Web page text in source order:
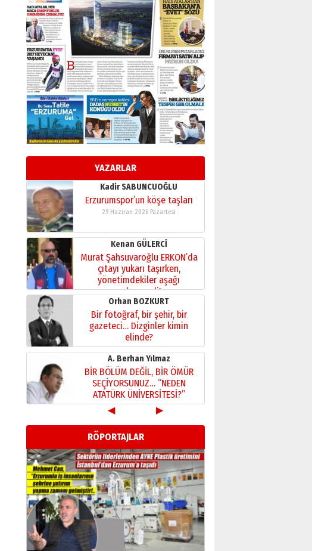
YAZARLAR
28 Temmuz 2026 Salı
Ahmet Gökhan YAZICI
Ahmed Yesevi’den bir
Alperen… ”Reisimiz” idi…
Hakka yürüdü.!
26 Mart 2026 Perşembe
Cem Bakırcı
Ardında bıraktığı hatıralarıyla
gönül adamı Faruk Terzioğlu!
13 Mayıs 2026 Çarşamba
Esat BİNDESEN
Başkan Sekmen’den Erzurum’a
bir vizyon proje daha!
02 Ağustos 2026 Pazar
Kadir SABUNCUOĞLU
Erzurumspor’un köşe taşları
29 Haziran 2026 Pazartesi
Kenan GÜLERCİ
Murat Şahsuvaroğlu ERKON’da
çıtayı yukarı taşırken,
yönetimdekiler aşağı
çekmemeli!
17 Şubat 2026 SalıOrhan BOZKURT
Bir fotoğraf, bir şehir, bir
gazeteci… Dizginler kimin
elinde?
31 Mart 2026 Salı
A. Berhan Yılmaz
BİR BÖLÜM DEĞİL, BİR ÖMÜR
SEÇİYORSUNUZ… “NEDEN
ATATÜRK ÜNİVERSİTESİ?”
28 Temmuz 2026 Salı
Ahmet Gökhan YAZICI
Ahmed Yesevi’den bir
Alperen… ”Reisimiz” idi…
Hakka yürüdü.!
26 Mart 2026 Perşembe
Cem Bakırcı
Ardında bıraktığı hatıralarıyla
gönül adamı Faruk Terzioğlu!
13 Mayıs 2026 Çarşamba
Esat BİNDESEN
Başkan Sekmen’den Erzurum’a
◀ ▶
RÖPORTAJLAR